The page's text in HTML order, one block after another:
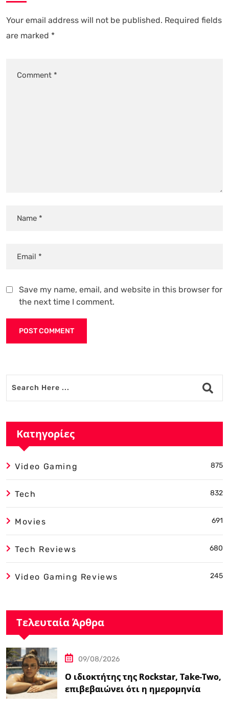
Your email address will not be published. Required fields
are marked *
Save my name, email, and website in this browser for
the next time I comment.
Κατηγορίες
Video Gaming 875
Tech 832
Movies 691
Tech Reviews 680
Video Gaming Reviews 245
Τελευταία Άρθρα
09/08/2026
Ο ιδιοκτήτης της Rockstar, Take-Two,
επιβεβαιώνει ότι η ημερομηνία